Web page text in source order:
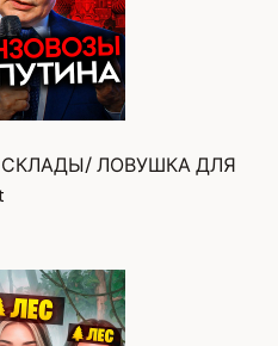
СКЛАДЫ/ ЛОВУШКА ДЛЯ